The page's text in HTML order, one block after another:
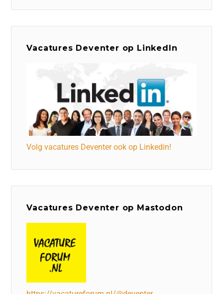
Vacatures Deventer op LinkedIn
Volg vacatures Deventer ook op Linkedin!
Vacatures Deventer op Mastodon